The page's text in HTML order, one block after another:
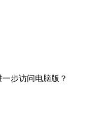
步访问电脑版？